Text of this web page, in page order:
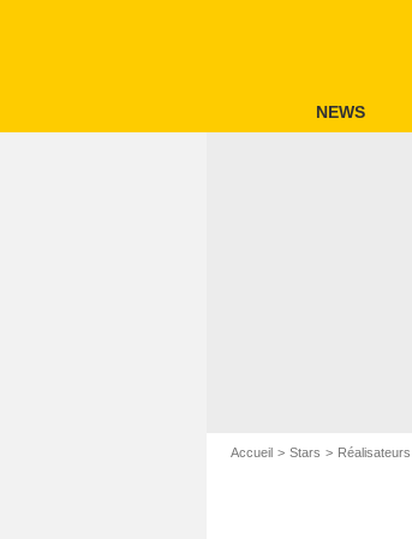
NEWS
Accueil Stars Réalisateurs